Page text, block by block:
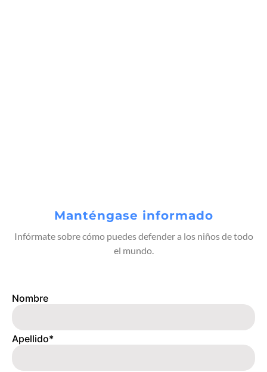
Manténgase informado
Infórmate sobre cómo puedes defender a los niños de todo
el mundo.
Nombre
Apellido*